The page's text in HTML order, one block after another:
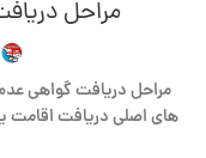
مراحل
مراحل دریافت گواهی
های اصلی دریافت اقامت